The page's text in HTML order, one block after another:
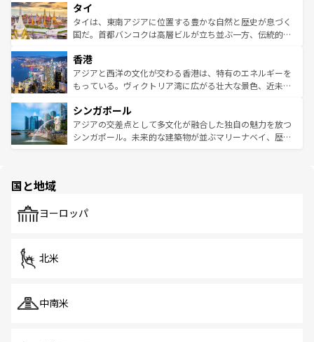
リティに包まれながら、韓国の多彩な魅力を心ゆくまで味
わってみてほしい。 なお、新着の韓国情報はコンテンツ一
覧を参照してほしい。
急速な発展と共に伝統が息づく。ハノイの古い町並みやホ
ーチミン市のフランス統治時代の建物も、独特の雰囲気を
醸し出している。また、バラエティの豊かさとおいしさで
とつ。フォーやバインミー、ベトナムコーヒーなどは、ぜ
ひ現地で味わいたい。どの地域を訪れてもあたたかい人々
が旅行者を迎えてくれるので、きっと忘れられない旅にな
参照してほしい。
タイ
タイは、東南アジアに位置する豊かな自然と歴史が息づく
国だ。首都バンコクは高層ビルが立ち並ぶ一方、伝統的な
の活気が交差している。北部ではチェンマイなどの山岳地
帯で自然と触れ合い、南部ではプーケットやクラビの美し
いビーチでリゾート気分を楽しむことができる。タイ料理
激する。気候は一年中温暖で、どの季節にも異なる楽しみ
が待っている。親しみやすいタイの人々、仏教を中心とし
た文化、そして多様な観光資源が、訪れる旅人を魅了し続
香港
アジアと西洋の文化が交わる香港は、特有のエネルギーを
もっている。ヴィクトリア湾に広がる壮大な景色、近未来
み、どこを訪れても感動するはず。観光スポットが密集し
ており、効率よく見どころを回れるのも魅力。息をのむよ
うな絶景から文化的な体験まで、香港を存分に楽しみ尽く
シンガポール
アジアの交差点として多文化が融合した独自の魅力を放つ
シンガポール。未来的な建築物が並ぶマリーナベイ、歴史
で、ホーカーズは地元の風情を楽しめる外せないスポット
国と地域
ヨーロッパ
北米
中南米